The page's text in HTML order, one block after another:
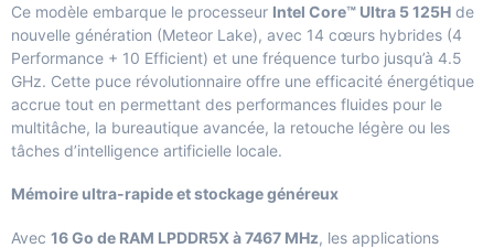
Ce modèle embarque le processeur Intel Core™ Ultra 5 125H de
nouvelle génération (Meteor Lake), avec 14 cœurs hybrides (4
Performance + 10 Efficient) et une fréquence turbo jusqu’à 4.5
GHz. Cette puce révolutionnaire offre une efficacité énergétique
accrue tout en permettant des performances fluides pour le
multitâche, la bureautique avancée, la retouche légère ou les
tâches d’intelligence artificielle locale.
Mémoire ultra-rapide et stockage généreux
Avec 16 Go de RAM LPDDR5X à 7467 MHz, les applications